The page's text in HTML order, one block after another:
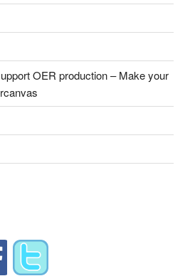
OER production – Make your